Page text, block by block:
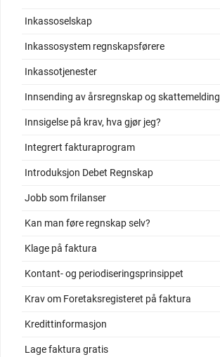
Inkassoselskap
Inkassosystem regnskapsførere
Inkassotjenester
Innsending av årsregnskap og skattemelding
Innsigelse på krav, hva gjør jeg?
Integrert fakturaprogram
Introduksjon Debet Regnskap
Jobb som frilanser
Kan man føre regnskap selv?
Klage på faktura
Kontant- og periodiseringsprinsippet
Krav om Foretaksregisteret på faktura
Kredittinformasjon
Lage faktura gratis